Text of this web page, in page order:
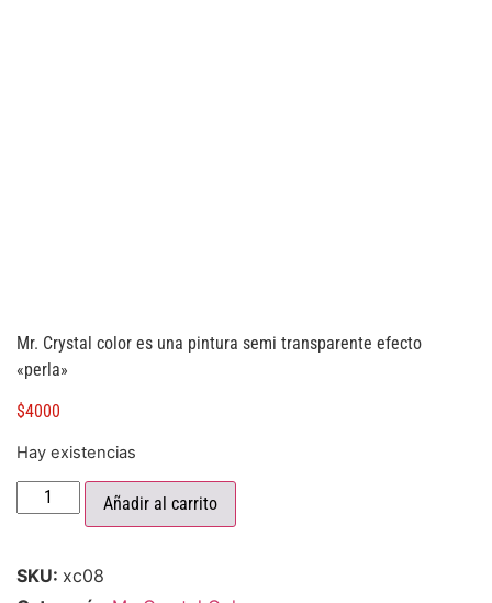
Mr. Crystal color es una pintura semi transparente efecto
«perla»
$4000
Hay existencias
Añadir al carrito
SKU: xc08